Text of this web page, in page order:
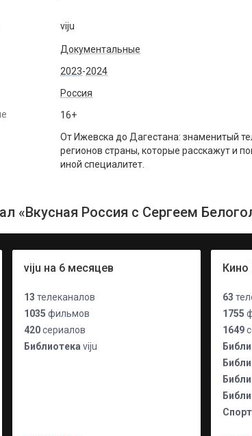
viju
Документальные
2023-2024
Россия
16+
От Ижевска до Дагестана: знаменитый
регионов страны, которые расскажут и
иной специалитет.
«Вкусная Россия с Сергеем
viju на 6 месяцев
13 телеканалов
1035 фильмов
420сериалов
Библиотека viju
63
1755
1649
Спорт